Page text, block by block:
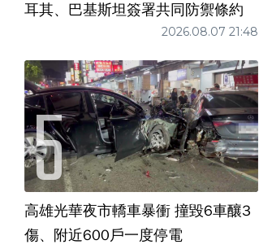
耳其、巴基斯坦簽署共同防禦條約
2026.08.07 21:48
高雄光華夜市轎車暴衝 撞毀6車釀3
傷、附近600戶一度停電